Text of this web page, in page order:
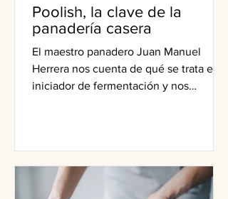
Poolish, la clave de la
panadería casera
El maestro panadero Juan Manuel
Herrera nos cuenta de qué se trata este
iniciador de fermentación y nos